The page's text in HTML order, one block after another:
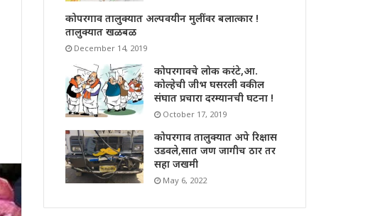
कोपरगाव तालुक्यात अल्पवयीन मुलींवर बलात्कार !
तालुक्यात खळबळ
December 14, 2019
कोपरगावचे लोक करंटे,आ.
कोल्हेची जीभ घसरली वकील
संघात प्रचारा दरम्यानची घटना !
October 17, 2019
कोपरगाव तालुक्यात अपे रिक्षास
उडवले,सात जण जागीच ठार तर
सहा जखमी
May 6, 2022